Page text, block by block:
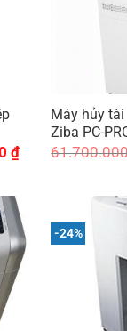
₫Giá
hiện
25.390.000 ₫.
Máy hủy
Ziba PC-
-24%